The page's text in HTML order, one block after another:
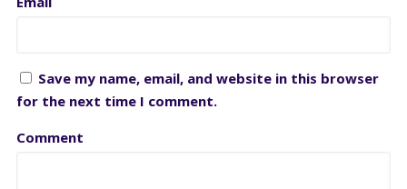
Save my name, email, and website in this browser
for the next time I comment.
Comment